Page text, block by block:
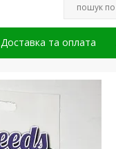
Доставка та оплата